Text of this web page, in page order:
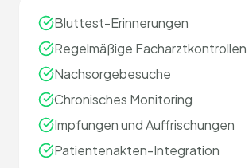
Bluttest-Erinnerungen
Regelmäßige Facharztkontrollen
Nachsorgebesuche
Chronisches Monitoring
Impfungen und Auffrischungen
Patientenakten-Integration